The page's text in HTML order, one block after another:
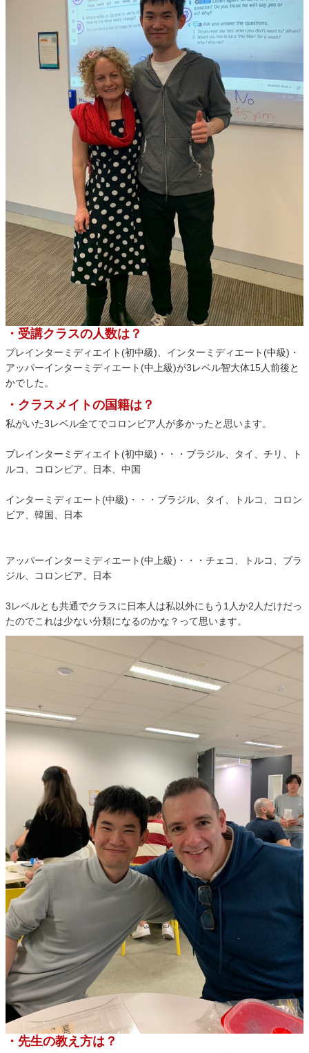
・受講クラスの人数は？
プレインターミディエイト(初中級)、インターミディエート(中級)・
アッパーインターミディエート(中上級)が3レベル智大体15人前後と
かでした。
・クラスメイトの国籍は？
私がいた3レベル全てでコロンビア人が多かったと思います。
プレインターミディエイト(初中級)・・・ブラジル、タイ、チリ、ト
ルコ、コロンビア、日本、中国
インターミディエート(中級)・・・ブラジル、タイ、トルコ、コロン
ビア、韓国、日本
アッパーインターミディエート(中上級)・・・チェコ、トルコ、ブラ
ジル、コロンビア、日本
3レベルとも共通でクラスに日本人は私以外にもう1人か2人だけだっ
たのでこれは少ない分類になるのかな？って思います。
・先生の教え方は？